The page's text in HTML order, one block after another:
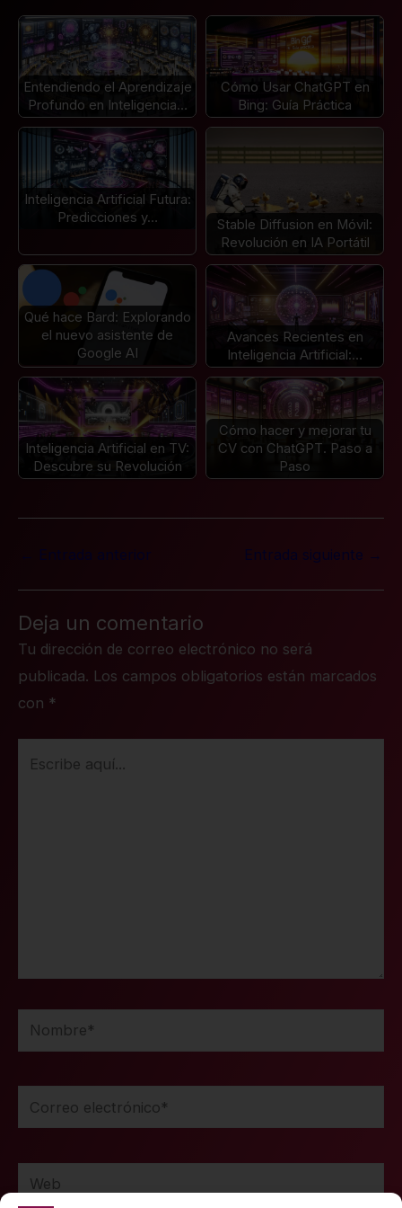
Entendiendo el Aprendizaje
Profundo en Inteligencia…
Cómo Usar ChatGPT en
Bing: Guía Práctica
Inteligencia Artificial Futura:
Predicciones y…
Stable Diffusion en Móvil:
Revolución en IA Portátil
Qué hace Bard: Explorando
el nuevo asistente de
Google AI
Avances Recientes en
Inteligencia Artificial:…
Inteligencia Artificial en TV:
Descubre su Revolución
Cómo hacer y mejorar tu
CV con ChatGPT. Paso a
Paso
← Entrada anterior Entrada siguiente →
Deja un comentario
Tu dirección de correo electrónico no será
publicada. Los campos obligatorios están marcados
con *
Nombre*
Correo
electrónico*
Web